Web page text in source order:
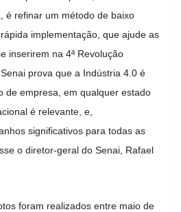
é refinar um método de baixo
implementação, que ajude as
inserirem na 4ª Revolução
prova que a Indústria 4.0 é
de empresa, em qualquer estado
é relevante, e,
significativos para todas as
o diretor-geral do Senai, Rafael
foram realizados entre maio de